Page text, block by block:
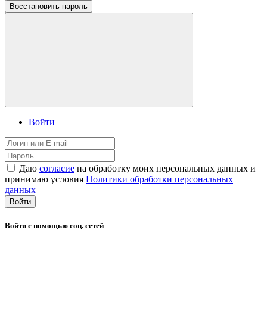
Восстановить пароль
Войти
Даю согласие на обработку моих персональных данных и
принимаю условия Политики обработки персональных
данных
Войти
Войти с помощью соц. сетей